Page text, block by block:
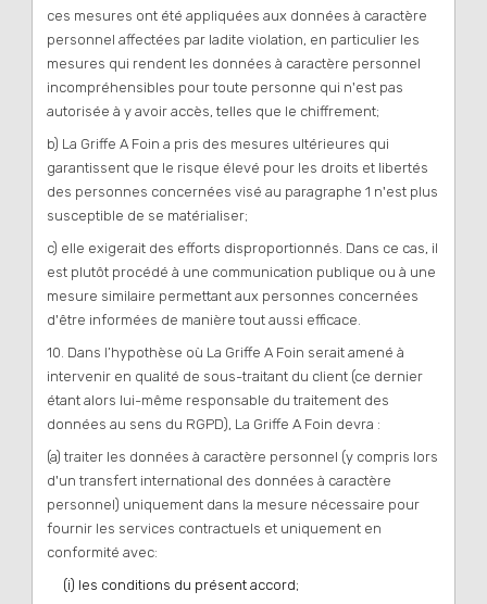
ces mesures ont été appliquées aux données à caractère
personnel affectées par ladite violation, en particulier les
mesures qui rendent les données à caractère personnel
incompréhensibles pour toute personne qui n'est pas
autorisée à y avoir accès, telles que le chiffrement;
b) La Griffe A Foin a pris des mesures ultérieures qui
garantissent que le risque élevé pour les droits et libertés
des personnes concernées visé au paragraphe 1 n'est plus
susceptible de se matérialiser;
c) elle exigerait des efforts disproportionnés. Dans ce cas, il
est plutôt procédé à une communication publique ou à une
mesure similaire permettant aux personnes concernées
d'être informées de manière tout aussi efficace.
10. Dans l’hypothèse où La Griffe A Foin serait amené à
intervenir en qualité de sous-traitant du client (ce dernier
étant alors lui-même responsable du traitement des
données au sens du RGPD), La Griffe A Foin devra :
(a) traiter les données à caractère personnel (y compris lors
d'un transfert international des données à caractère
personnel) uniquement dans la mesure nécessaire pour
fournir les services contractuels et uniquement en
conformité avec:
(i) les conditions du présent accord;